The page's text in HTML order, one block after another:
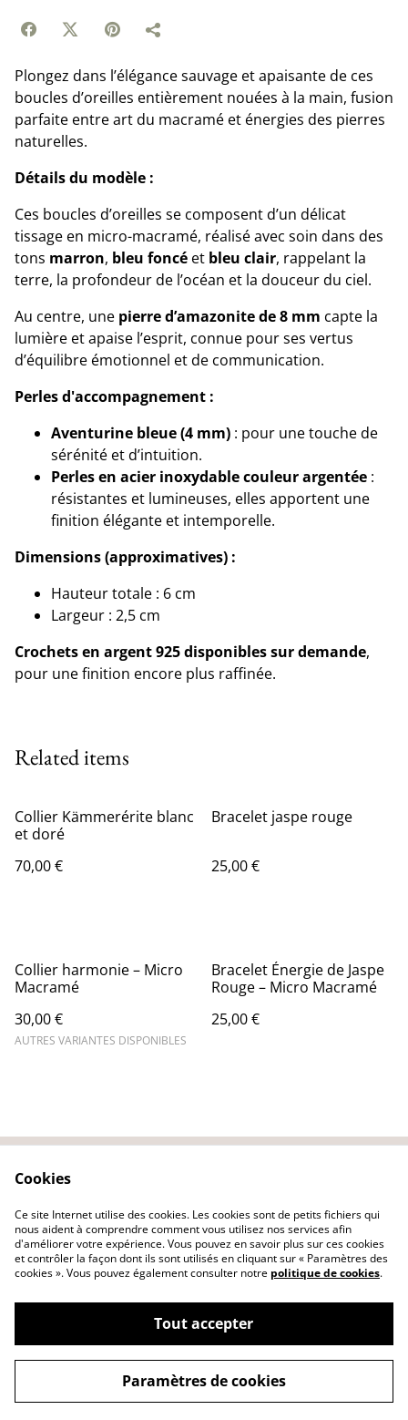
Plongez dans l’élégance sauvage et apaisante de ces
boucles d’oreilles entièrement nouées à la main, fusion
parfaite entre art du macramé et énergies des pierres
naturelles.
Détails du modèle :
Ces boucles d’oreilles se composent d’un délicat
tissage en micro-macramé, réalisé avec soin dans des
tons marron, bleu foncé et bleu clair, rappelant la
terre, la profondeur de l’océan et la douceur du ciel.
Au centre, une pierre d’amazonite de 8 mm capte la
lumière et apaise l’esprit, connue pour ses vertus
d’équilibre émotionnel et de communication.
Perles d'accompagnement :
Aventurine bleue (4 mm) : pour une touche de
sérénité et d’intuition.
Perles en acier inoxydable couleur argentée :
résistantes et lumineuses, elles apportent une
finition élégante et intemporelle.
Dimensions (approximatives) :
Hauteur totale : 6 cm
Largeur : 2,5 cm
Crochets en argent 925 disponibles sur demande,
pour une finition encore plus raffinée.
Related items
Collier Kämmerérite blanc
et doré
70,00 €
Bracelet jaspe rouge
25,00 €
Collier harmonie – Micro
Macramé
30,00 €
AUTRES VARIANTES DISPONIBLES
Bracelet Énergie de Jaspe
Rouge – Micro Macramé
25,00 €
Politique de
confidentialité
Politique de cookies
©2026Hilando macramé
powered by
Cookies
Ce site Internet utilise des cookies. Les cookies sont de petits fichiers qui
nous aident à comprendre comment vous utilisez nos services afin
d'améliorer votre expérience. Vous pouvez en savoir plus sur ces cookies
et contrôler la façon dont ils sont utilisés en cliquant sur « Paramètres des
cookies ». Vous pouvez également consulter notre politique de cookies.
Tout accepter
Paramètres de cookies